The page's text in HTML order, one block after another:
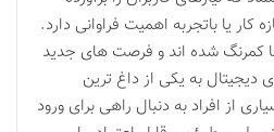
کار یا باتجربه اهمیت فراوانی دارد.
کمرنگ شده اند و فرصت های جدید
دیجیتال به یکی از داغ ترین
از افراد به دنبال راهی برای ورود